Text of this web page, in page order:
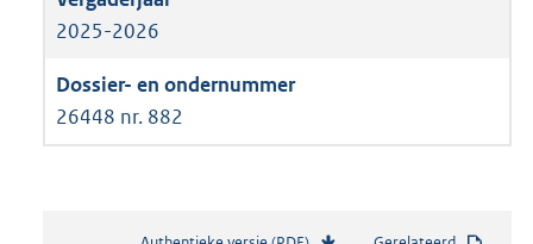
2025-2026
26448 nr. 882